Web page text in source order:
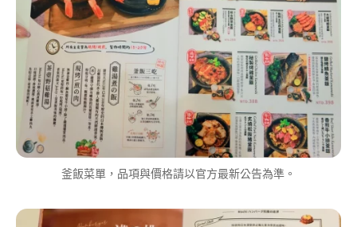
釜飯菜單，品項與價格請以官方最新公告為準。